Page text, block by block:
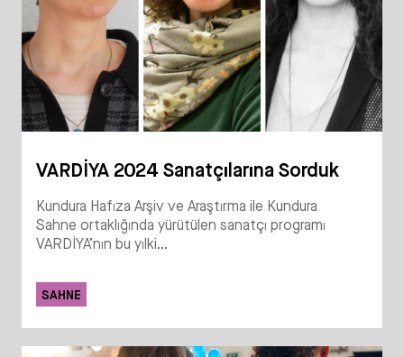
VARDİYA 2024 Sanatçılarına Sorduk
Kundura Hafıza Arşiv ve Araştırma ile Kundura
Sahne ortaklığında yürütülen sanatçı programı
VARDİYA’nın bu yılki...
SAHNE